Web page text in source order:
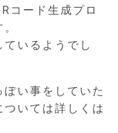
コード生成プロ
いるようでし
い事をしていた
いては詳しくは